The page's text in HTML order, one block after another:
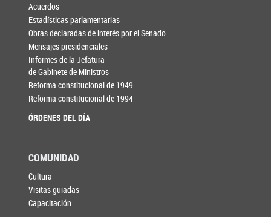
Acuerdos
Estadísticas parlamentarias
Obras declaradas de interés por el Senado
Mensajes presidenciales
Informes de la Jefatura
de Gabinete de Ministros
Reforma constitucional de 1949
Reforma constitucional de 1994
ÓRDENES DEL DÍA
COMUNIDAD
Cultura
Visitas guiadas
Capacitación